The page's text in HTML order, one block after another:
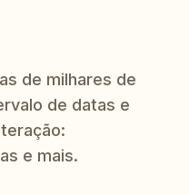
de milhares de
de datas e
e mais.